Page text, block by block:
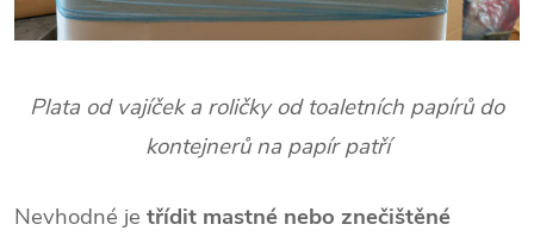
Plata od vajíček a roličky od toaletních papírů do
kontejnerů na papír patří
Nevhodné je třídit mastné nebo znečištěné